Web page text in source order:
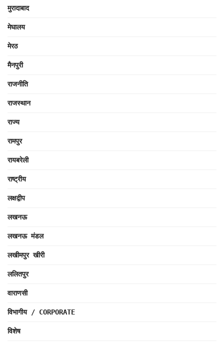
मुरादाबाद
मेघालय
मेरठ
मैनपुरी
राजनीति
राजस्थान
राज्य
रामपुर
रायबरेली
राष्ट्रीय
लक्षद्वीप
लखनऊ
लखनऊ मंडल
लखीमपुर खीरी
ललितपुर
वाराणसी
विभागीय / CORPORATE
विशेष